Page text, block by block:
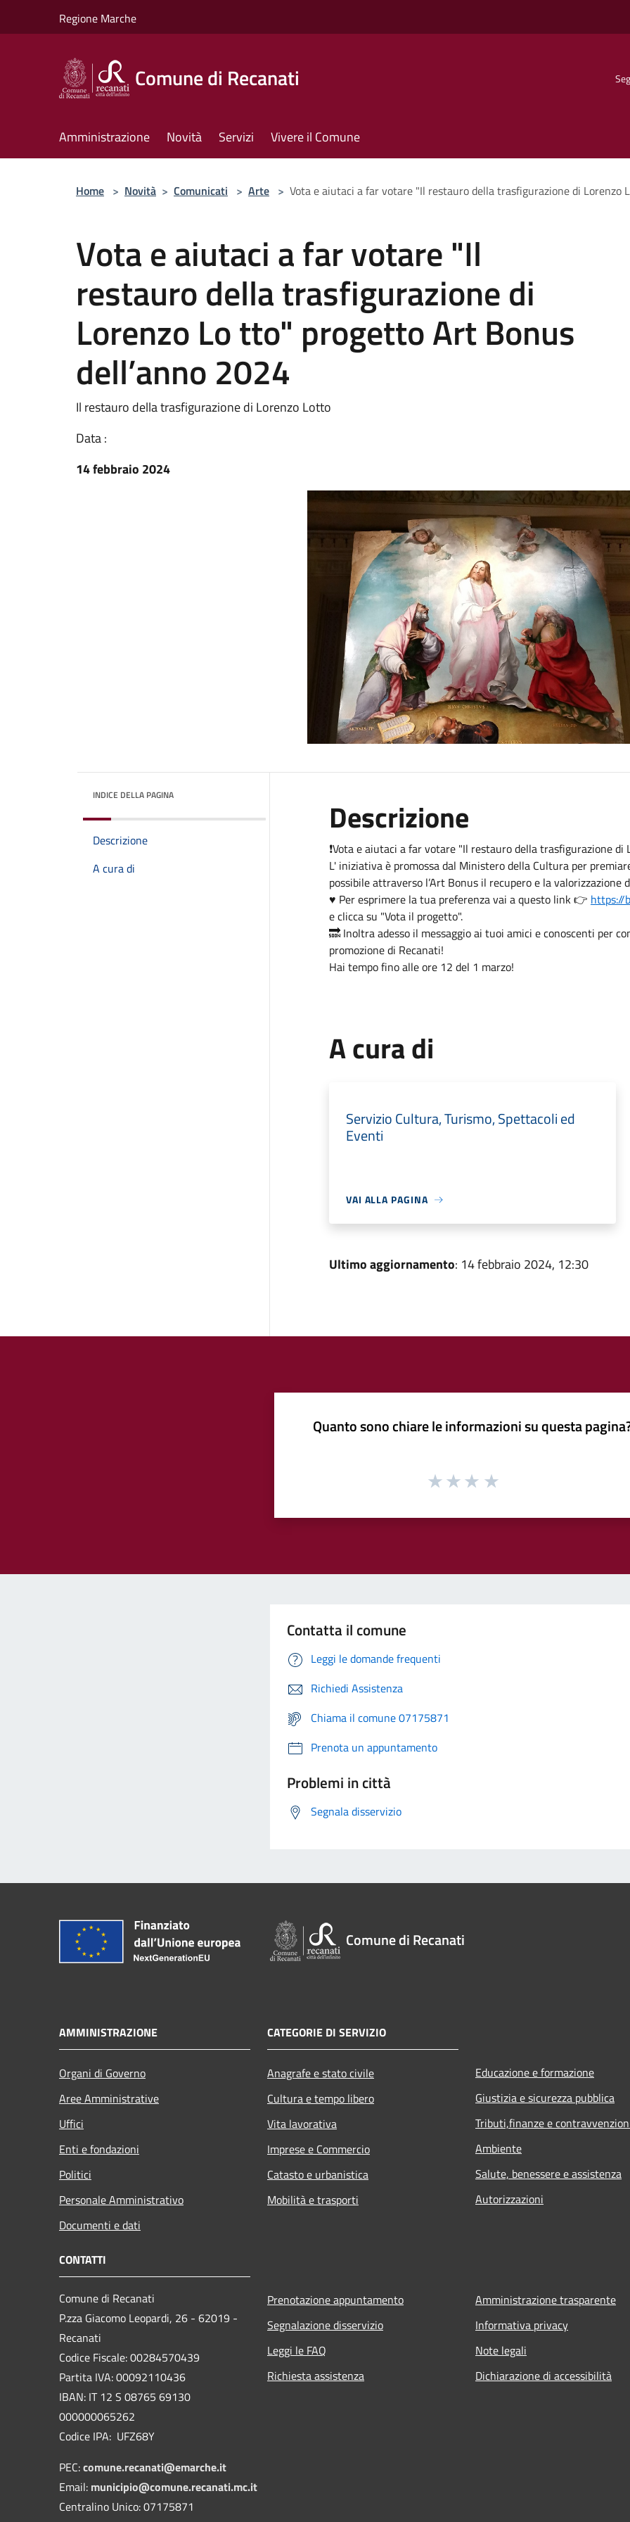
Regione Marche
Comune di Recanati
Amministrazione Novità Servizi Vivere il Comune
Home > Novità > Comunicati > Arte > Vota e aiutaci a far votare "Il restauro della trasfigurazione di Lorenzo
Vota e aiutaci a far votare "Il
restauro della trasfigurazione di
Lorenzo Lo tto" progetto Art Bonus
dell’anno 2024
Il restauro della trasfigurazione di Lorenzo Lotto
Data :
14 febbraio 2024
INDICE DELLA PAGINA
Descrizione
A cura di
Descrizione
❗Vota e aiutaci a far votare "Il restauro della trasfigurazione
L' iniziativa è promossa dal Ministero della Cultura per
possibile attraverso l’Art Bonus il recupero e la
♥️ Per esprimere la tua preferenza vai a questo link 👉 https://
e clicca su "Vota il progetto".
🔜 Inoltra adesso il messaggio ai tuoi amici e conoscenti per
promozione di Recanati!
Hai tempo fino alle ore 12 del 1 marzo!
A cura di
Servizio Cultura, Turismo, Spettacoli ed
Eventi
VAI ALLA PAGINA
Ultimo aggiornamento: 14 febbraio 2024, 12:30
Quanto sono chiare le informazioni su questa
Contatta il comune
Leggi le domande frequenti
Richiedi Assistenza
Chiama il comune 07175871
Prenota un appuntamento
Problemi in città
Segnala disservizio
Comune di Recanati
AMMINISTRAZIONE
Organi di Governo
Aree Amministrative
Uffici
Enti e fondazioni
Politici
Personale Amministrativo
Documenti e dati
CATEGORIE DI SERVIZIO
Anagrafe e stato civile
Cultura e tempo libero
Vita lavorativa
Imprese e Commercio
Catasto e urbanistica
Mobilità e trasporti
Educazione e formazione
Giustizia e sicurezza pubblica
Tributi,finanze e
Ambiente
Salute, benessere e assistenza
Autorizzazioni
CONTATTI
Comune di Recanati
P.zza Giacomo Leopardi, 26 - 62019 -
Recanati
Codice Fiscale: 00284570439
Partita IVA: 00092110436
IBAN: IT 12 S 08765 69130
000000065262
Codice IPA: UFZ68Y
PEC:comune.recanati@emarche.it
Email: municipio@comune.recanati.mc.it
Centralino Unico: 07175871
Prenotazione appuntamento
Segnalazione disservizio
Leggi le FAQ
Richiesta assistenza
Amministrazione trasparente
Informativa privacy
Note legali
Dichiarazione di accessibilità